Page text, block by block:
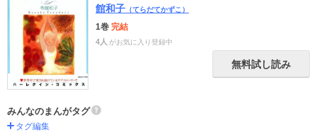
館和子 （てらだてかずこ）
1巻 完結
4人 がお気に入り登録中
無料試し読み
みんなのまんがタグ
タグ編集